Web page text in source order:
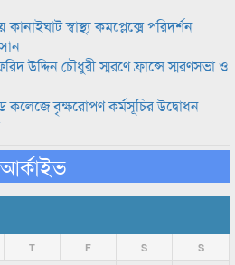
স্বাস্থ্য কমপ্লেক্সে পরিদর্শন
উদ্দিন চৌধুরী স্মরণে ফ্রান্সে স্মরণসভা ও
কলেজে বৃক্ষরোপণ কর্মসূচির উদ্বোধন
আর্কাইভ
T F S S